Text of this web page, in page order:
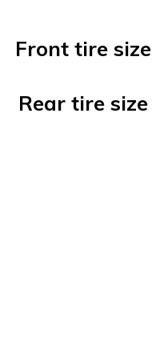
Front tire size
Rear tire size